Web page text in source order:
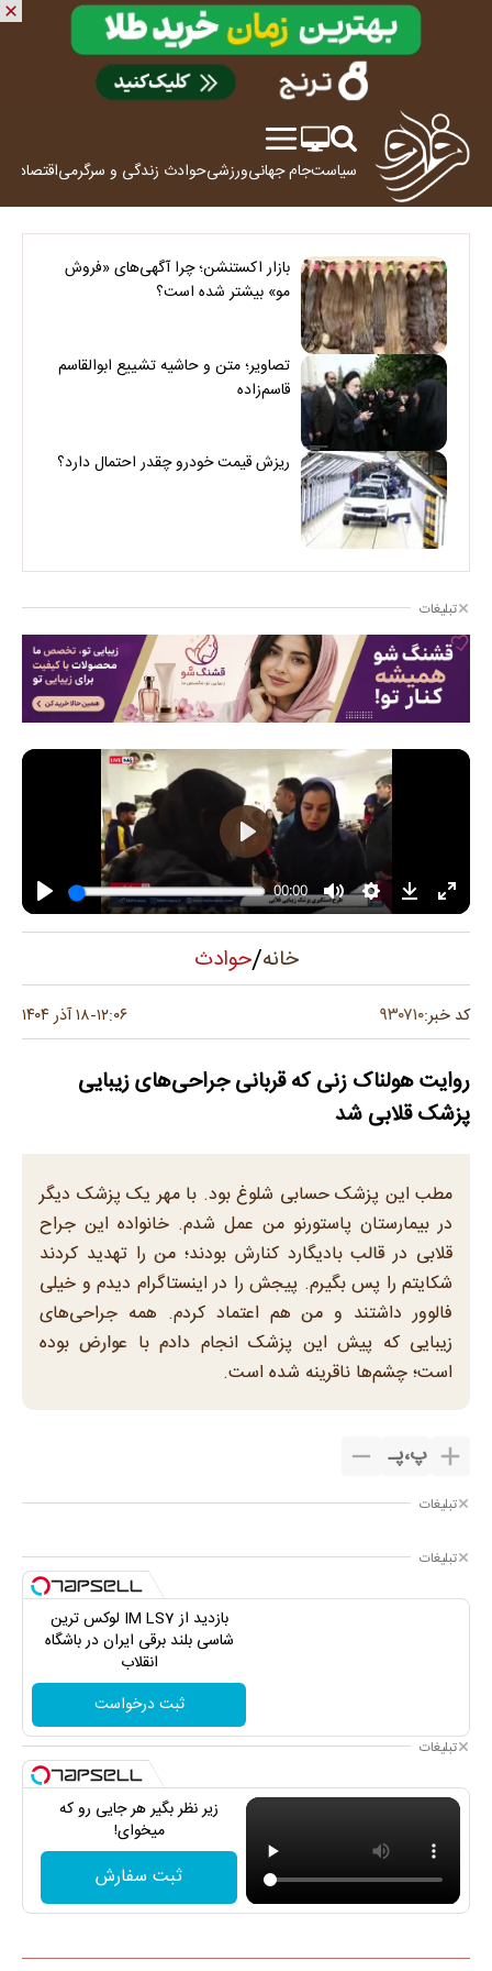
سیاستجام جهانیورزشیحوادث زندگی و سرگرمیاقتصاد
بازار اکستنشن؛ چرا آگهی‌های «فروش
مو» بیشتر شده است؟
تصاویر؛ متن و حاشیه تشییع ابوالقاسم
قاسم‌زاده
ریزش قیمت خودرو چقدر احتمال دارد؟
تبلیغات
خانه/حوادث
کد خبر:۹۳۰۷۱۰ ۱۲:۰۶-۱۸ آذر ۱۴۰۴
روایت هولناک زنی که قربانی جراحی‌های زیبایی
پزشک قلابی شد
مطب این پزشک حسابی شلوغ بود. با مهر یک پزشک دیگر
در بیمارستان پاستورنو من عمل شدم. خانواده‌ این جراح
قلابی در قالب بادیگارد کنارش بودند؛ من را تهدید کردند
شکایتم را پس بگیرم. پیجش را در اینستاگرام دیدم و خیلی
فالوور داشتند و من هم اعتماد کردم. همه جراحی‌های
زیبایی که پیش این پزشک انجام دادم با عوارض بوده
است؛ چشم‌ها ناقرینه شده است.
پ،پـ
تبلیغات
تبلیغات
بازدید از IM LS7 لوکس ترین
شاسی بلند برقی ایران در باشگاه
انقلاب
ثبت درخواست
تبلیغات
زیر نظر بگیر هر جایی رو که
میخوای!
ثبت سفارش